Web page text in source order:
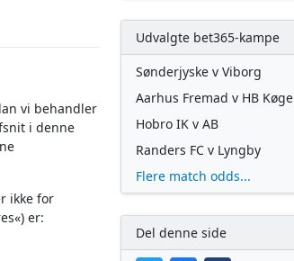
vi behandler
i denne
ikke for
er:
Udvalgte bet365-kampe
Sønderjyske v Viborg
Aarhus Fremad v HB Køge
Hobro IK v AB
Randers FC v Lyngby
Flere match odds...
Del denne side